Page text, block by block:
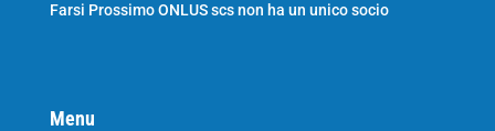
Farsi Prossimo ONLUS scs non ha un unico socio
Menu